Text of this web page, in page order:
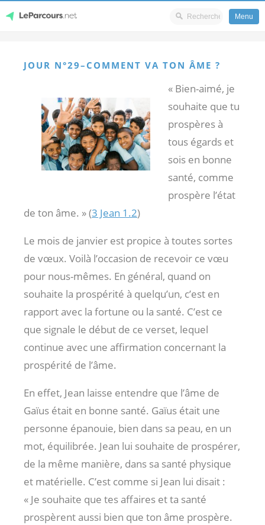
content
Menu
JOUR N°29–COMMENT VA TON ÂME ?
« Bien-aimé, je
souhaite que tu
prospères à
tous égards et
sois en bonne
santé, comme
prospère l’état
de ton âme. » (3 Jean 1.2)
Le mois de janvier est propice à toutes sortes
de vœux. Voilà l’occasion de recevoir ce vœu
pour nous-mêmes. En général, quand on
souhaite la prospérité à quelqu’un, c’est en
rapport avec la fortune ou la santé. C’est ce
que signale le début de ce verset, lequel
continue avec une affirmation concernant la
prospérité de l’âme.
En effet, Jean laisse entendre que l’âme de
Gaïus était en bonne santé. Gaïus était une
personne épanouie, bien dans sa peau, en un
mot, équilibrée. Jean lui souhaite de prospérer,
de la même manière, dans sa santé physique
et matérielle. C’est comme si Jean lui disait :
« Je souhaite que tes affaires et ta santé
prospèrent aussi bien que ton âme prospère.